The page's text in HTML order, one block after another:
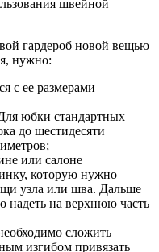
швейной
гардероб новой вещью
нужно:
с ее размерами
юбки стандартных
до шестидесяти
или салоне
которую нужно
узла или шва. Дальше
надеть на верхнюю часть
сложить
изгибом привязать